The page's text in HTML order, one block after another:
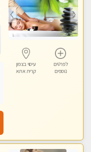
לפרטים
נוספים
עיסוי בצפון
קרית אתא